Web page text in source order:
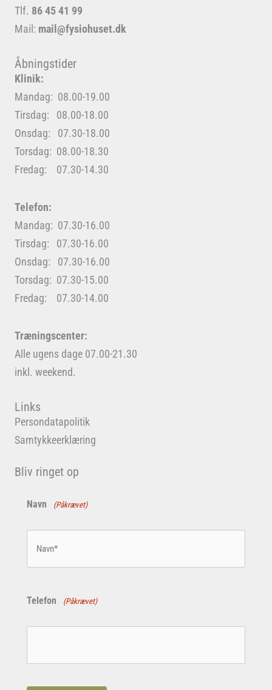
Tlf. 86 45 41 99
Mail: mail@fysiohuset.dk
Åbningstider
Klinik:
Mandag: 08.00-19.00
Tirsdag: 08.00-18.00
Onsdag: 07.30-18.00
Torsdag: 08.00-18.30
Fredag: 07.30-14.30
Telefon:
Mandag: 07.30-16.00
Tirsdag: 07.30-16.00
Onsdag: 07.30-16.00
Torsdag: 07.30-15.00
Fredag: 07.30-14.00
Træningscenter:
Alle ugens dage 07.00-21.30
inkl. weekend.
Links
Persondatapolitik
Samtykkeerklæring
Bliv ringet op
Navn (Påkrævet)
Telefon (Påkrævet)